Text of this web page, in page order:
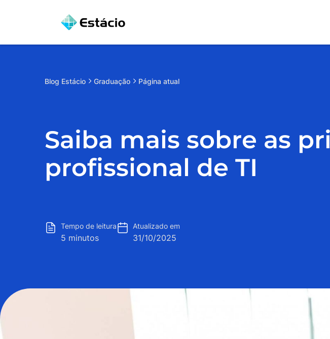
Blog Estácio Graduação Página atual
Saiba mais sobre as
profissional de TI
Tempo de leitura
5 minutos
Atualizado em
31/10/2025